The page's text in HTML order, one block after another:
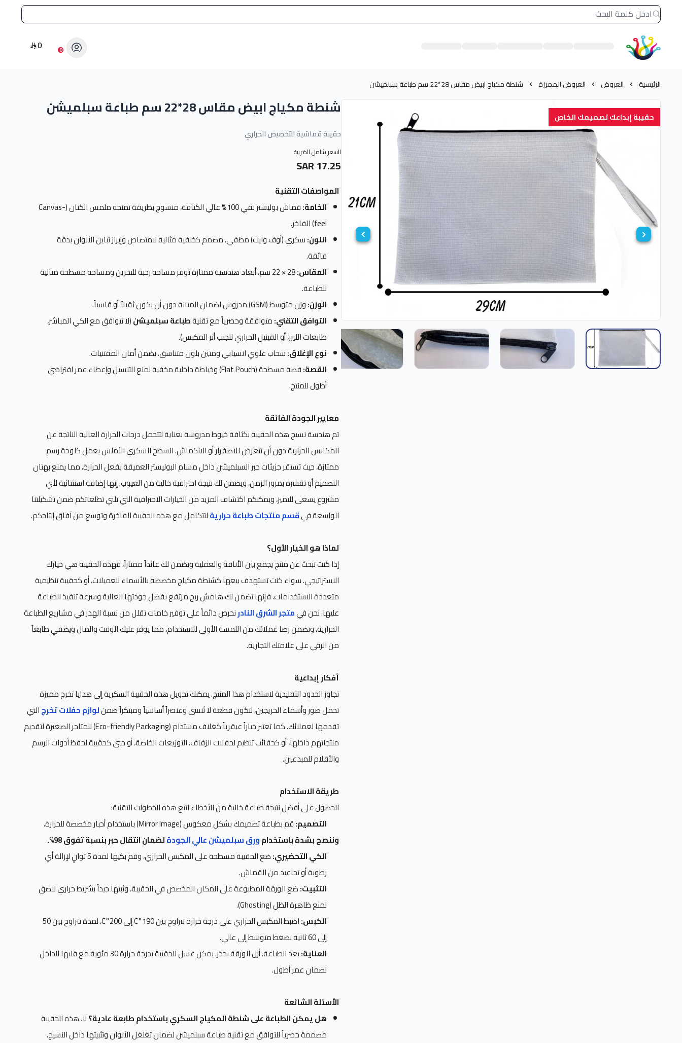
الشرق النادر بيع مستلزمات طباعة حرارية 0
0
الرئيسية العروض العروض المميزة شنطة مكياج ابيض مقاس 28*22 سم طباعة سبلميشن
حقيبة إبداعك تصميمك الخاص شنطة مكياج ابيض مقاس 28*22 سم طباعة سبلميشن
حقيبة قماشية للتخصيص الحراري
السعر شامل الضريبة
17.25 SAR
المواصفات التقنية
الخامة:
قماش بوليستر نقي 100% عالي الكثافة، منسوج بطريقة تمنحه ملمس الكتان (Canvas-
feel) الفاخر.
اللون:سكري (أوف وايت) مطفي، مصمم كخلفية مثالية لامتصاص وإبراز تباين الألوان بدقة
فائقة.
المقاس:
28 × 22 سم، أبعاد هندسية ممتازة توفر مساحة رحبة للتخزين ومساحة مسطحة مثالية
للطباعة.
الوزن:وزن متوسط (GSM) مدروس لضمان المتانة دون أن يكون ثقيلاً أو قاسياً.
التوافق التقني:متوافقة وحصرياً مع تقنيةطباعة سبلميشن(لا تتوافق مع الكي المباشر،
طابعات الليزر، أو الفينيل الحراري لتجنب أثر المكبس).
نوع الإغلاق:سحاب علوي انسيابي ومتين بلون متناسق، يضمن أمان المقتنيات.
القصة:
قصة مسطحة (Flat Pouch) وخياطة داخلية مخفية لمنع التنسيل وإعطاء عمر افتراضي
أطول للمنتج.
معايير الجودة الفائقة
تم هندسة نسيج هذه الحقيبة بكثافة خيوط مدروسة بعناية لتتحمل درجات الحرارة العالية الناتجة عن
المكابس الحرارية دون أن تتعرض للاصفرار أو الانكماش. السطح السكري الأملس يعمل كلوحة رسم
ممتازة، حيث تستقر جزيئات حبر السبلميشن داخل مسام البوليستر العميقة بفعل الحرارة، مما يمنع بهتان
التصميم أو تقشره بمرور الزمن، ويضمن لك نتيجة احترافية خالية من العيوب. إنها إضافة استثنائية لأي
مشروع يسعى للتميز، ويمكنكم اكتشاف المزيد من الخيارات الاحترافية التي تلبي تطلعاتكم ضمن تشكيلتنا
الواسعة فيقسم منتجات طباعة حراريةلتتكامل مع هذه الحقيبة الفاخرة وتوسع من آفاق إنتاجكم.
لماذا هو الخيار الأول؟
إذا كنت تبحث عن منتج يجمع بين الأناقة والعملية ويضمن لك عائداً ممتازاً، فهذه الحقيبة هي خيارك
الاستراتيجي. سواء كنت تستهدف بيعها كشنطة مكياج مخصصة بالأسماء للعميلات، أو كحقيبة تنظيمية
متعددة الاستخدامات، فإنها تضمن لك هامش ربح مرتفع بفضل جودتها العالية وسرعة تنفيذ الطباعة
عليها. نحن فيمتجر الشرق النادرنحرص دائماً على توفير خامات تقلل من نسبة الهدر في مشاريع الطباعة
الحرارية، وتضمن رضا عملائك من اللمسة الأولى للاستخدام، مما يوفر عليك الوقت والمال ويضفي طابعاً
من الرقي على علامتك التجارية.
أفكار إبداعية
تجاوز الحدود التقليدية لاستخدام هذا المنتج. يمكنك تحويل هذه الحقيبة السكرية إلى هدايا تخرج مميزة
تحمل صور وأسماء الخريجين، لتكون قطعة لا تُنسى وعنصراً أساسياً ومبتكراً ضمنلوازم حفلات تخرجالتي
تقدمها لعملائك. كما تعتبر خياراً عبقرياً كغلاف مستدام (Eco-friendly Packaging) للمتاجر الصغيرة لتقديم
منتجاتهم داخلها، أو كحقائب تنظيم لحفلات الزفاف، التوزيعات الخاصة، أو حتى كحقيبة لحفظ أدوات الرسم
والأقلام للمبدعين.
طريقة الاستخدام
للحصول على أفضل نتيجة طباعة خالية من الأخطاء اتبع هذه الخطوات التقنية:
التصميم:قم بطباعة تصميمك بشكل معكوس (Mirror Image) باستخدام أحبار مخصصة للحرارة،
وننصح بشدة باستخدامورق سبلميشن عالي الجودةلضمان انتقال حبر بنسبة تفوق 98%.
الكي التحضيري:
ضع الحقيبة مسطحة على المكبس الحراري، وقم بكيها لمدة 5 ثوانٍ لإزالة أي
رطوبة أو تجاعيد من القماش.
التثبيت:ضع الورقة المطبوعة على المكان المخصص في الحقيبة، وثبتها جيداً بشريط حراري لاصق
لمنع ظاهرة الظل (Ghosting).
الكبس:
اضبط المكبس الحراري على درجة حرارة تتراوح بين 190°C إلى 200°C، لمدة تتراوح بين 50
إلى 60 ثانية بضغط متوسط إلى عالي.
العناية:
بعد الطباعة، أزل الورقة بحذر. يمكن غسل الحقيبة بدرجة حرارة 30 مئوية مع قلبها للداخل
لضمان عمر أطول.
الأسئلة الشائعة
هل يمكن الطباعة على شنطة المكياج السكري باستخدام طابعة عادية؟لا، هذه الحقيبة
مصممة حصرياً للتوافق مع تقنية طباعة سبلميشن لضمان تغلغل الألوان وتثبيتها داخل النسيج.